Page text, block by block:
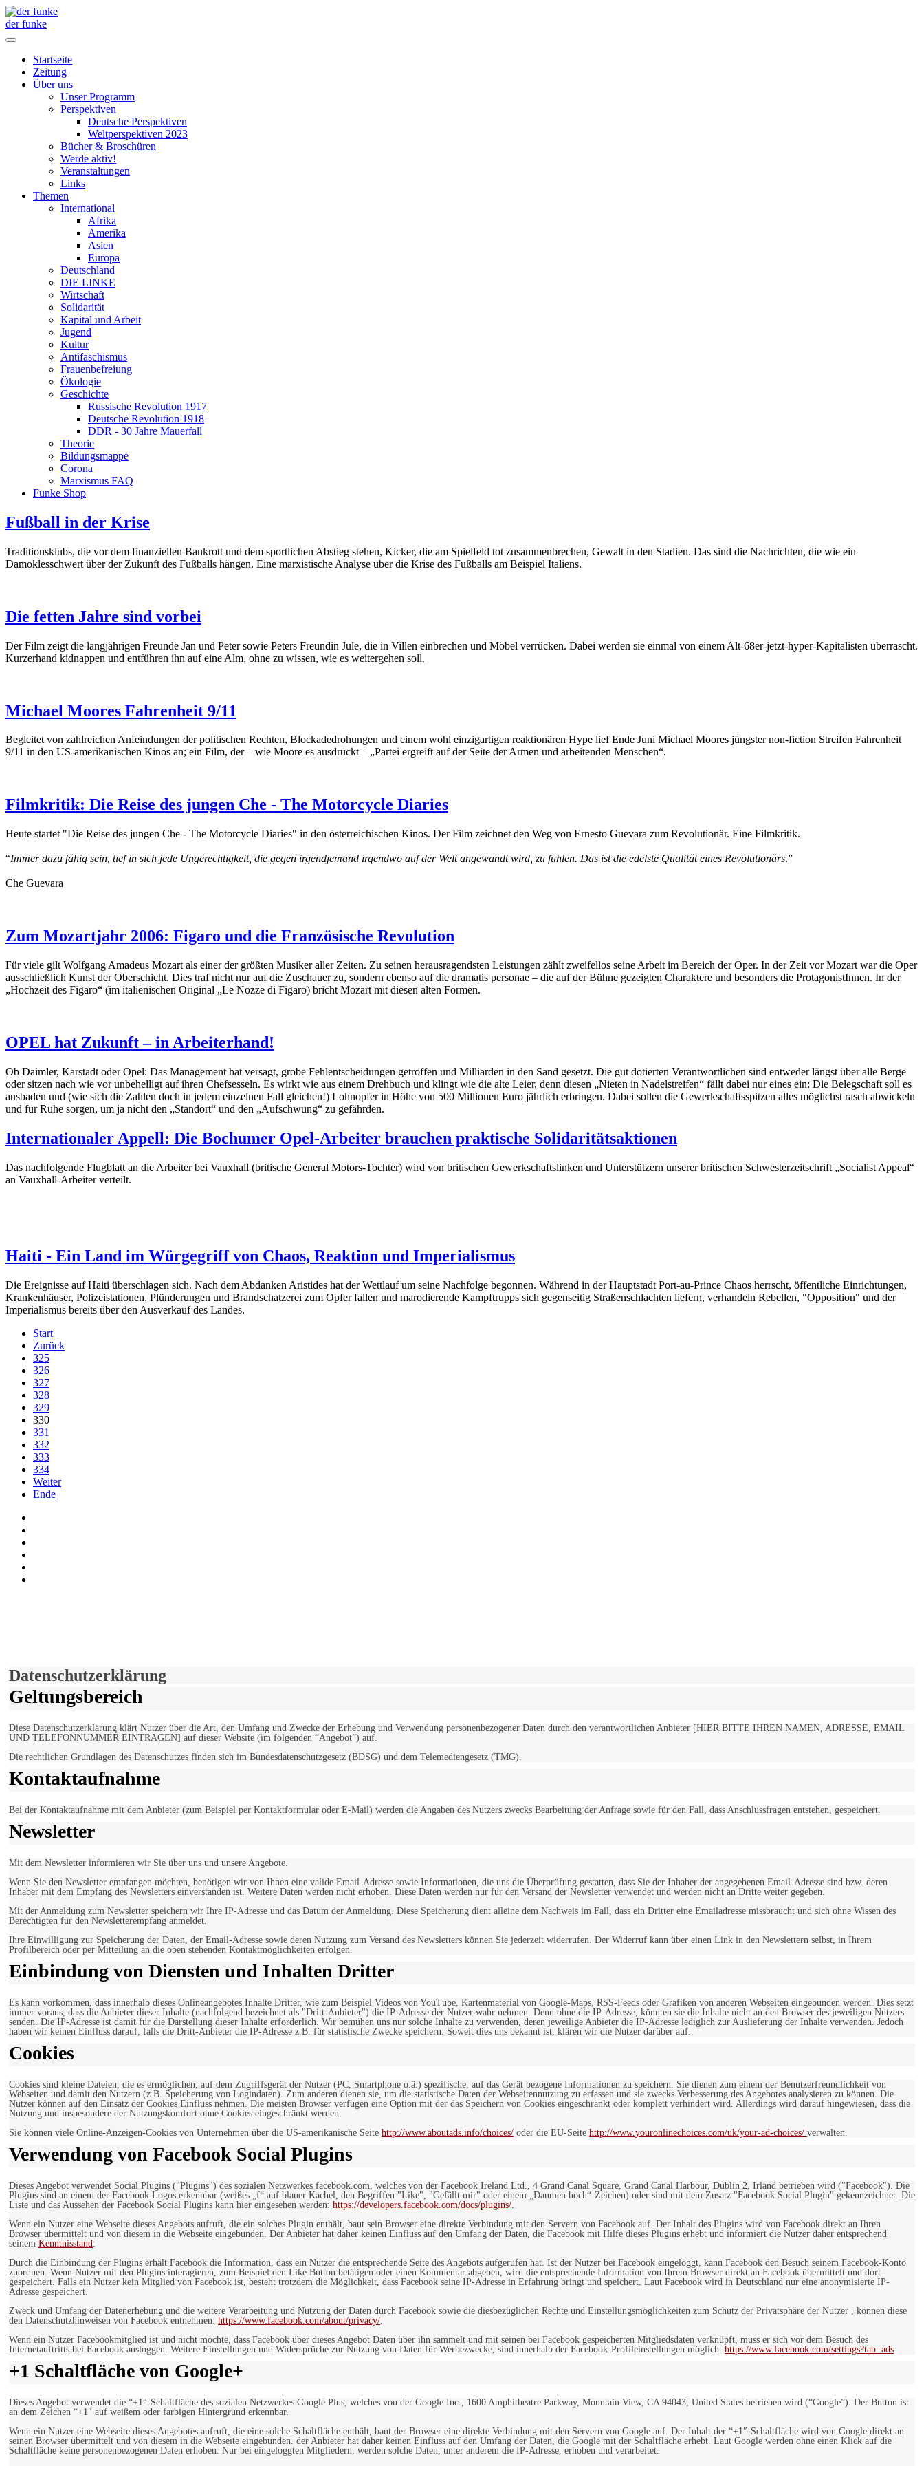
der funke
Startseite
Zeitung
Über uns
Unser Programm
Perspektiven
Deutsche Perspektiven
Weltperspektiven 2023
Bücher & Broschüren
Werde aktiv!
Veranstaltungen
Links
Themen
International
Afrika
Amerika
Asien
Europa
Deutschland
DIE LINKE
Wirtschaft
Solidarität
Kapital und Arbeit
Jugend
Kultur
Antifaschismus
Frauenbefreiung
Ökologie
Geschichte
Russische Revolution 1917
Deutsche Revolution 1918
DDR - 30 Jahre Mauerfall
Theorie
Bildungsmappe
Corona
Marxismus FAQ
Funke Shop
Fußball in der Krise
Traditionsklubs, die vor dem finanziellen Bankrott und dem sportlichen Abstieg stehen, Kicker, die am Spielfeld tot zusammenbrechen, Gewalt in den Stadien. Das sind die Nachrichten, die wie ein
Damoklesschwert über der Zukunft des Fußballs hängen. Eine marxistische Analyse über die Krise des Fußballs am Beispiel Italiens.
Die fetten Jahre sind vorbei
Der Film zeigt die langjährigen Freunde Jan und Peter sowie Peters Freundin Jule, die in Villen einbrechen und Möbel verrücken. Dabei werden sie einmal von einem Alt-68er-jetzt-hyper-Kapitalisten überrascht.
Kurzerhand kidnappen und entführen ihn auf eine Alm, ohne zu wissen, wie es weitergehen soll.
Michael Moores Fahrenheit 9/11
Begleitet von zahlreichen Anfeindungen der politischen Rechten, Blockadedrohungen und einem wohl einzigartigen reaktionären Hype lief Ende Juni Michael Moores jüngster non-fiction Streifen Fahrenheit
9/11 in den US-amerikanischen Kinos an; ein Film, der – wie Moore es ausdrückt – „Partei ergreift auf der Seite der Armen und arbeitenden Menschen“.
Filmkritik: Die Reise des jungen Che - The Motorcycle Diaries
Heute startet "Die Reise des jungen Che - The Motorcycle Diaries" in den österreichischen Kinos. Der Film zeichnet den Weg von Ernesto Guevara zum Revolutionär. Eine Filmkritik.
“Immer dazu fähig sein, tief in sich jede Ungerechtigkeit, die gegen irgendjemand irgendwo auf der Welt angewandt wird, zu fühlen. Das ist die edelste Qualität eines Revolutionärs.”
Che Guevara
Zum Mozartjahr 2006: Figaro und die Französische Revolution
Für viele gilt Wolfgang Amadeus Mozart als einer der größten Musiker aller Zeiten. Zu seinen herausragendsten Leistungen zählt zweifellos seine Arbeit im Bereich der Oper. In der Zeit vor Mozart war die Oper
ausschließlich Kunst der Oberschicht. Dies traf nicht nur auf die Zuschauer zu, sondern ebenso auf die dramatis personae – die auf der Bühne gezeigten Charaktere und besonders die ProtagonistInnen. In der
„Hochzeit des Figaro“ (im italienischen Original „Le Nozze di Figaro) bricht Mozart mit diesen alten Formen.
OPEL hat Zukunft – in Arbeiterhand!
Ob Daimler, Karstadt oder Opel: Das Management hat versagt, grobe Fehlentscheidungen getroffen und Milliarden in den Sand gesetzt. Die gut dotierten Verantwortlichen sind entweder längst über alle Berge
oder sitzen nach wie vor unbehelligt auf ihren Chefsesseln. Es wirkt wie aus einem Drehbuch und klingt wie die alte Leier, denn diesen „Nieten in Nadelstreifen“ fällt dabei nur eines ein: Die Belegschaft soll es
ausbaden und (wie sich die Zahlen doch in jedem einzelnen Fall gleichen!) Lohnopfer in Höhe von 500 Millionen Euro jährlich erbringen. Dabei sollen die Gewerkschaftsspitzen alles möglichst rasch abwickeln
und für Ruhe sorgen, um ja nicht den „Standort“ und den „Aufschwung“ zu gefährden.
Internationaler Appell: Die Bochumer Opel-Arbeiter brauchen praktische Solidaritätsaktionen
Das nachfolgende Flugblatt an die Arbeiter bei Vauxhall (britische General Motors-Tochter) wird von britischen Gewerkschaftslinken und Unterstützern unserer britischen Schwesterzeitschrift „Socialist Appeal“
an Vauxhall-Arbeiter verteilt.
Haiti - Ein Land im Würgegriff von Chaos, Reaktion und Imperialismus
Die Ereignisse auf Haiti überschlagen sich. Nach dem Abdanken Aristides hat der Wettlauf um seine Nachfolge begonnen. Während in der Hauptstadt Port-au-Prince Chaos herrscht, öffentliche Einrichtungen,
Krankenhäuser, Polizeistationen, Plünderungen und Brandschatzerei zum Opfer fallen und marodierende Kampftrupps sich gegenseitig Straßenschlachten liefern, verhandeln Rebellen, "Opposition" und der
Imperialismus bereits über den Ausverkauf des Landes.
Start
Zurück
325
326
327
328
329
330
331
332
333
334
Weiter
Ende
Datenschutzerklärung
Geltungsbereich
Diese Datenschutzerklärung klärt Nutzer über die Art, den Umfang und Zwecke der Erhebung und Verwendung personenbezogener Daten durch den verantwortlichen Anbieter [HIER BITTE IHREN NAMEN, ADRESSE, EMAIL
UND TELEFONNUMMER EINTRAGEN] auf dieser Website (im folgenden “Angebot”) auf.
Die rechtlichen Grundlagen des Datenschutzes finden sich im Bundesdatenschutzgesetz (BDSG) und dem Telemediengesetz (TMG).
Kontaktaufnahme
Bei der Kontaktaufnahme mit dem Anbieter (zum Beispiel per Kontaktformular oder E-Mail) werden die Angaben des Nutzers zwecks Bearbeitung der Anfrage sowie für den Fall, dass Anschlussfragen entstehen, gespeichert.
Newsletter
Mit dem Newsletter informieren wir Sie über uns und unsere Angebote.
Wenn Sie den Newsletter empfangen möchten, benötigen wir von Ihnen eine valide Email-Adresse sowie Informationen, die uns die Überprüfung gestatten, dass Sie der Inhaber der angegebenen Email-Adresse sind bzw. deren
Inhaber mit dem Empfang des Newsletters einverstanden ist. Weitere Daten werden nicht erhoben. Diese Daten werden nur für den Versand der Newsletter verwendet und werden nicht an Dritte weiter gegeben.
Mit der Anmeldung zum Newsletter speichern wir Ihre IP-Adresse und das Datum der Anmeldung. Diese Speicherung dient alleine dem Nachweis im Fall, dass ein Dritter eine Emailadresse missbraucht und sich ohne Wissen des
Berechtigten für den Newsletterempfang anmeldet.
Ihre Einwilligung zur Speicherung der Daten, der Email-Adresse sowie deren Nutzung zum Versand des Newsletters können Sie jederzeit widerrufen. Der Widerruf kann über einen Link in den Newslettern selbst, in Ihrem
Profilbereich oder per Mitteilung an die oben stehenden Kontaktmöglichkeiten erfolgen.
Einbindung von Diensten und Inhalten Dritter
Es kann vorkommen, dass innerhalb dieses Onlineangebotes Inhalte Dritter, wie zum Beispiel Videos von YouTube, Kartenmaterial von Google-Maps, RSS-Feeds oder Grafiken von anderen Webseiten eingebunden werden. Dies setzt
immer voraus, dass die Anbieter dieser Inhalte (nachfolgend bezeichnet als "Dritt-Anbieter") die IP-Adresse der Nutzer wahr nehmen. Denn ohne die IP-Adresse, könnten sie die Inhalte nicht an den Browser des jeweiligen Nutzers
senden. Die IP-Adresse ist damit für die Darstellung dieser Inhalte erforderlich. Wir bemühen uns nur solche Inhalte zu verwenden, deren jeweilige Anbieter die IP-Adresse lediglich zur Auslieferung der Inhalte verwenden. Jedoch
haben wir keinen Einfluss darauf, falls die Dritt-Anbieter die IP-Adresse z.B. für statistische Zwecke speichern. Soweit dies uns bekannt ist, klären wir die Nutzer darüber auf.
Cookies
Cookies sind kleine Dateien, die es ermöglichen, auf dem Zugriffsgerät der Nutzer (PC, Smartphone o.ä.) spezifische, auf das Gerät bezogene Informationen zu speichern. Sie dienen zum einem der Benutzerfreundlichkeit von
Webseiten und damit den Nutzern (z.B. Speicherung von Logindaten). Zum anderen dienen sie, um die statistische Daten der Webseitennutzung zu erfassen und sie zwecks Verbesserung des Angebotes analysieren zu können. Die
Nutzer können auf den Einsatz der Cookies Einfluss nehmen. Die meisten Browser verfügen eine Option mit der das Speichern von Cookies eingeschränkt oder komplett verhindert wird. Allerdings wird darauf hingewiesen, dass die
Nutzung und insbesondere der Nutzungskomfort ohne Cookies eingeschränkt werden.
Sie können viele Online-Anzeigen-Cookies von Unternehmen über die US-amerikanische Seite http://www.aboutads.info/choices/ oder die EU-Seite http://www.youronlinechoices.com/uk/your-ad-choices/ verwalten.
Verwendung von Facebook Social Plugins
Dieses Angebot verwendet Social Plugins ("Plugins") des sozialen Netzwerkes facebook.com, welches von der Facebook Ireland Ltd., 4 Grand Canal Square, Grand Canal Harbour, Dublin 2, Irland betrieben wird ("Facebook"). Die
Plugins sind an einem der Facebook Logos erkennbar (weißes „f“ auf blauer Kachel, den Begriffen "Like", "Gefällt mir" oder einem „Daumen hoch“-Zeichen) oder sind mit dem Zusatz "Facebook Social Plugin" gekennzeichnet. Die
Liste und das Aussehen der Facebook Social Plugins kann hier eingesehen werden: https://developers.facebook.com/docs/plugins/.
Wenn ein Nutzer eine Webseite dieses Angebots aufruft, die ein solches Plugin enthält, baut sein Browser eine direkte Verbindung mit den Servern von Facebook auf. Der Inhalt des Plugins wird von Facebook direkt an Ihren
Browser übermittelt und von diesem in die Webseite eingebunden. Der Anbieter hat daher keinen Einfluss auf den Umfang der Daten, die Facebook mit Hilfe dieses Plugins erhebt und informiert die Nutzer daher entsprechend
seinem Kenntnisstand:
Durch die Einbindung der Plugins erhält Facebook die Information, dass ein Nutzer die entsprechende Seite des Angebots aufgerufen hat. Ist der Nutzer bei Facebook eingeloggt, kann Facebook den Besuch seinem Facebook-Konto
zuordnen. Wenn Nutzer mit den Plugins interagieren, zum Beispiel den Like Button betätigen oder einen Kommentar abgeben, wird die entsprechende Information von Ihrem Browser direkt an Facebook übermittelt und dort
gespeichert. Falls ein Nutzer kein Mitglied von Facebook ist, besteht trotzdem die Möglichkeit, dass Facebook seine IP-Adresse in Erfahrung bringt und speichert. Laut Facebook wird in Deutschland nur eine anonymisierte IP-
Adresse gespeichert.
Zweck und Umfang der Datenerhebung und die weitere Verarbeitung und Nutzung der Daten durch Facebook sowie die diesbezüglichen Rechte und Einstellungsmöglichkeiten zum Schutz der Privatsphäre der Nutzer , können diese
den Datenschutzhinweisen von Facebook entnehmen: https://www.facebook.com/about/privacy/.
Wenn ein Nutzer Facebookmitglied ist und nicht möchte, dass Facebook über dieses Angebot Daten über ihn sammelt und mit seinen bei Facebook gespeicherten Mitgliedsdaten verknüpft, muss er sich vor dem Besuch des
Internetauftritts bei Facebook ausloggen. Weitere Einstellungen und Widersprüche zur Nutzung von Daten für Werbezwecke, sind innerhalb der Facebook-Profileinstellungen möglich: https://www.facebook.com/settings?tab=ads.
+1 Schaltfläche von Google+
Dieses Angebot verwendet die “+1″-Schaltfläche des sozialen Netzwerkes Google Plus, welches von der Google Inc., 1600 Amphitheatre Parkway, Mountain View, CA 94043, United States betrieben wird (“Google”). Der Button ist
an dem Zeichen “+1″ auf weißem oder farbigen Hintergrund erkennbar.
Wenn ein Nutzer eine Webseite dieses Angebotes aufruft, die eine solche Schaltfläche enthält, baut der Browser eine direkte Verbindung mit den Servern von Google auf. Der Inhalt der “+1″-Schaltfläche wird von Google direkt an
seinen Browser übermittelt und von diesem in die Webseite eingebunden. der Anbieter hat daher keinen Einfluss auf den Umfang der Daten, die Google mit der Schaltfläche erhebt. Laut Google werden ohne einen Klick auf die
Schaltfläche keine personenbezogenen Daten erhoben. Nur bei eingeloggten Mitgliedern, werden solche Daten, unter anderem die IP-Adresse, erhoben und verarbeitet.